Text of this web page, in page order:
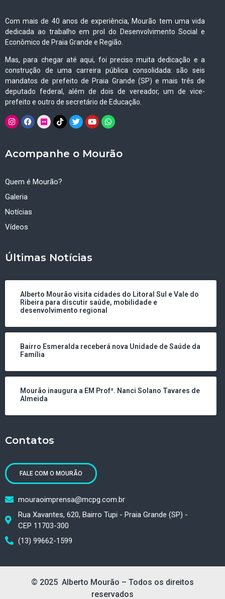
Com mais de 40 anos de experiência, Mourão tem uma vida
dedicada ao trabalho em prol do Desenvolvimento Social e
Econômico de Praia Grande e Região.
Mas, para chegar até aqui, foi preciso muita dedicação e a
construção de uma carreira pública consolidada: são seis
mandatos de prefeito de Praia Grande (SP) e mais três de
deputado federal, além de dois de vereador, um de vice-
prefeito e outro de secretário de Educação.
Acompanhe o Mourão
Quem é Mourão?
Galeria
Notícias
Vídeos
Últimas Notícias
Alberto Mourão visita cidades do Litoral Sul e Vale do
Ribeira para discutir saúde, mobilidade e
desenvolvimento regional
Bairro Esmeralda receberá nova Unidade de Saúde da
Família
Mourão inaugura a EM Profª. Nanci Solano Tavares de
Almeida
Contatos
FALE COM O MOURÃO
mouraoimprensa@mcpg.com.br
Rua Xavantes, 620, Bairro Tupi - Praia Grande (SP) -
CEP 11703-300
(13) 99662-1599
© 2025 Alberto Mourão – Todos os direitos
reservados